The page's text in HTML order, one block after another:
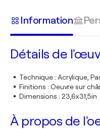
Information
Détails de
Technique: Acrylique,
Finitions : Oeuvre sur
Dimensions : 23,6x31,5in
À propos de